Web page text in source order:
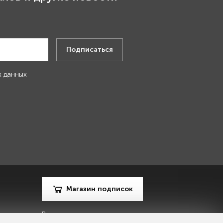
Подписаться
данных
Магазин подписок
Рекламодателям